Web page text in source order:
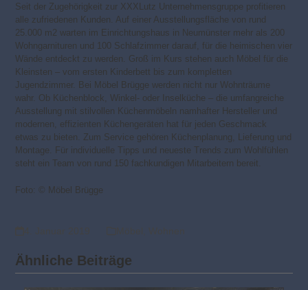
Seit der Zugehörigkeit zur XXXLutz Unternehmensgrup­pe profitieren
alle zufrie­den­en Kunden. Auf einer Aus­stellungs­fläche von rund
25.000 m2 warten im Einrichtungshaus in Neumünster mehr als 200
Wohngarnituren und 100 Schlafzimmer darauf, für die heimischen vier
Wände entdeckt zu werden. Groß im Kurs stehen auch Möbel für die
Kleinsten – vom ersten Kinderbett bis zum kompletten
Jugendzimmer. Bei Möbel Brügge werden nicht nur Wohnträume
wahr. Ob Küchenblock, Winkel- oder Inselküche – die umfangreiche
Ausstellung mit stilvollen Küchenmöbeln namhafter Hersteller und
modernen, effizienten Küchengeräten hat für jeden Geschmack
etwas zu bieten. Zum Service gehören Küchenplanung, Lieferung und
Montage. Für individuelle Tipps und neueste Trends zum Wohlfühlen
steht ein Team von rund 150 fachkundigen Mitarbeitern bereit.
Foto: © Möbel Brügge
Ähnliche Beiträge